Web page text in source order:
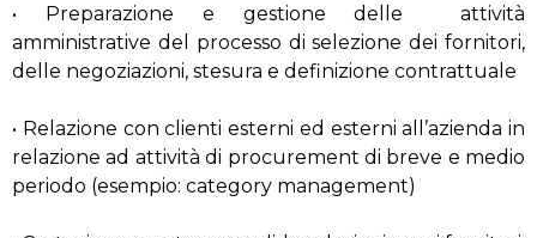
• Preparazione e gestione delle attività
amministrative del processo di selezione dei fornitori,
delle negoziazioni, stesura e definizione contrattuale
• Relazione con clienti esterni ed esterni all’azienda in
relazione ad attività di procurement di breve e medio
periodo (esempio: category management)